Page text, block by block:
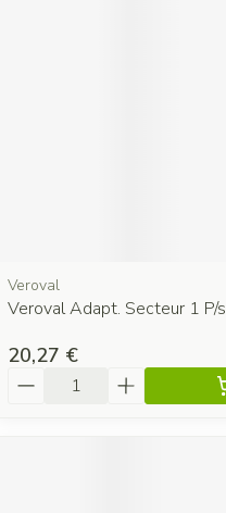
Veroval
Veroval Adapt. Secteur 1 P/s
20,27 €
Quantité